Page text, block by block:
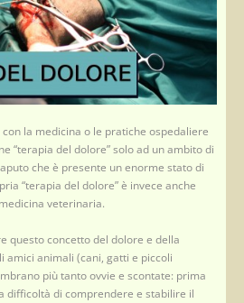
la medicina o le pratiche ospedaliere
“terapia del dolore” solo ad un ambito di
che è presente un enorme stato di
“terapia del dolore” è invece anche
veterinaria.
questo concetto del dolore e della
amici animali (cani, gatti e piccoli
più tanto ovvie e scontate: prima
difficoltà di comprendere e stabilire il